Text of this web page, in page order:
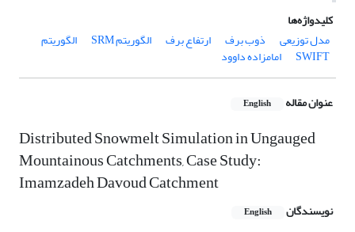
کلیدواژه‌ها
مدل توزیعی
ذوب برف ارتفاع برف الگوریتم SRM الگوریتم
SWIFT امامزاده داوود
عنوان مقاله English
Distributed Snowmelt Simulation in Ungauged
Mountainous Catchments, Case Study:
Imamzadeh Davoud Catchment
نویسندگان English